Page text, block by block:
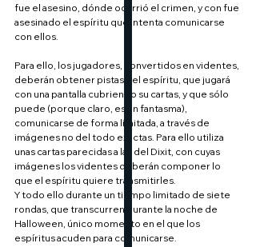
fue el asesino, dónde ocurrió el crimen, y con fue
asesinado el espíritu que intenta comunicarse
con ellos.
Para ello, los jugadores, convertidos en videntes,
deberán obtener pistas del espíritu, que jugará
con una pantalla cubriendo su cartas, y que sólo
puede (porque claro, es un fantasma),
comunicarse de forma limitada, a través de
imágenes no del todo exactas. Para ello utiliza
unas cartas parecidas a las del Dixit, con cuyas
imágenes los videntes deberán componer lo
que el espíritu quiere transmitirles.
Y todo ello durante un tiempo limitado de siete
rondas, que transcurren durante la noche de
Halloween, único momento en el que los
espíritus acuden para comunicarse.